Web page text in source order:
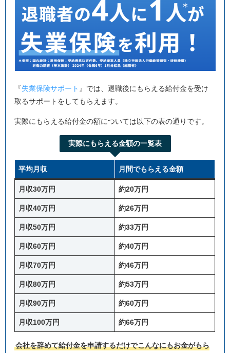
『失業保険サポート 』では、退職後にもらえる給付金を受け
取るサポートをしてもらえます。
実際にもらえる給付金の額については以下の表の通りです。
実際にもらえる金額の一覧表
平均月収 月間でもらえる金額
月収30万円 約20万円
月収40万円 約26万円
月収50万円 約33万円
月収60万円 約40万円
月収70万円 約46万円
月収80万円 約53万円
月収90万円 約60万円
月収100万円 約66万円
会社を辞めて給付金を申請するだけでこんなにもお金がもら